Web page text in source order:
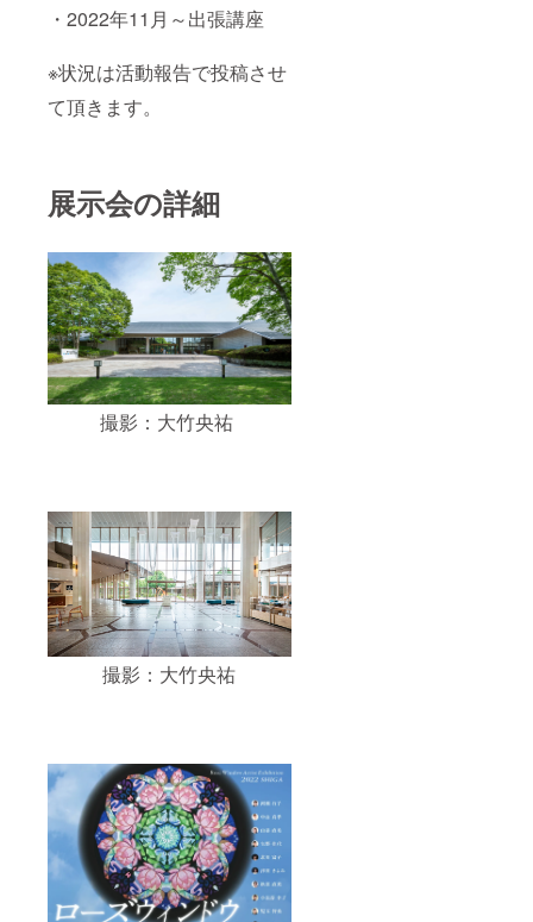
・2022年11月～出張講座
※状況は活動報告で投稿させ
て頂きます。
展示会の詳細
撮影：大竹央祐
撮影：大竹央祐